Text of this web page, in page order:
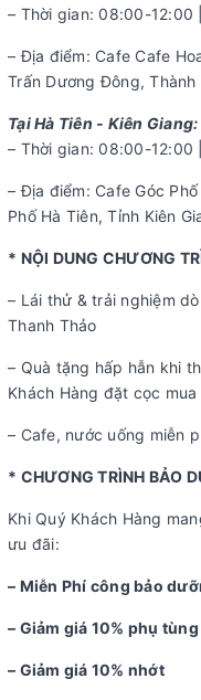
– Thời gian: 08:00-
– Địa điểm: Cafe Cafe
Trấn Dương Đông, Thành
Tại Hà Tiên - Kiên Giang:
– Thời gian: 08:00-
– Địa điểm: Cafe Góc
Phố Hà Tiên, Tỉnh Kiên
* NỘI DUNG CHƯƠNG
– Lái thử & trải nghiệm
Thanh Thảo
– Quà tặng hấp hẫn khi
Khách Hàng đặt cọc
– Cafe, nước uống miễn
* CHƯƠNG TRÌNH BẢO
Khi Quý Khách Hàng
ưu đãi:
– Miễn Phí công bảo
– Giảm giá 10% phụ
– Giảm giá 10% nhớt